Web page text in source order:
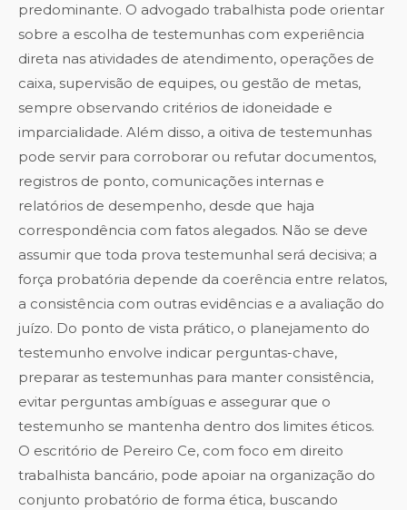
predominante. O advogado trabalhista pode orientar
sobre a escolha de testemunhas com experiência
direta nas atividades de atendimento, operações de
caixa, supervisão de equipes, ou gestão de metas,
sempre observando critérios de idoneidade e
imparcialidade. Além disso, a oitiva de testemunhas
pode servir para corroborar ou refutar documentos,
registros de ponto, comunicações internas e
relatórios de desempenho, desde que haja
correspondência com fatos alegados. Não se deve
assumir que toda prova testemunhal será decisiva; a
força probatória depende da coerência entre relatos,
a consistência com outras evidências e a avaliação do
juízo. Do ponto de vista prático, o planejamento do
testemunho envolve indicar perguntas-chave,
preparar as testemunhas para manter consistência,
evitar perguntas ambíguas e assegurar que o
testemunho se mantenha dentro dos limites éticos.
O escritório de Pereiro Ce, com foco em direito
trabalhista bancário, pode apoiar na organização do
conjunto probatório de forma ética, buscando